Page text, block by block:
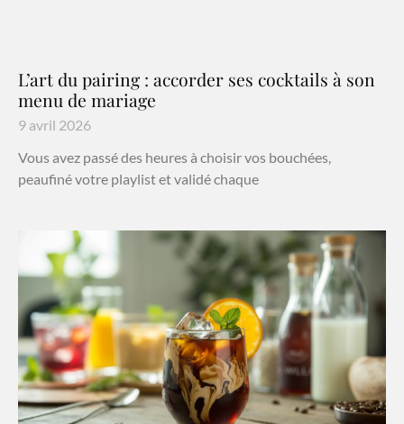
L’art du pairing : accorder ses cocktails à son
menu de mariage
9 avril 2026
Vous avez passé des heures à choisir vos bouchées,
peaufiné votre playlist et validé chaque